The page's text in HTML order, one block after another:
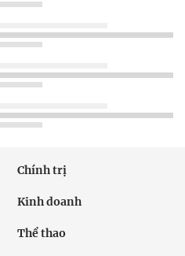
Chính trị
Kinh doanh
Thể thao